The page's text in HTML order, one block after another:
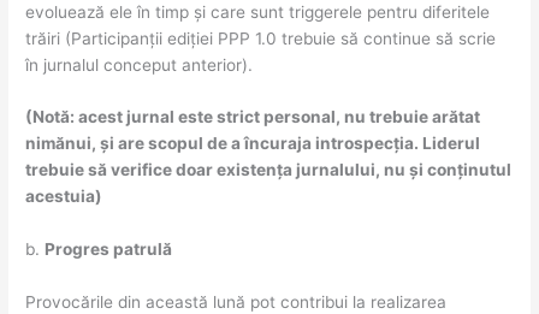
evoluează ele în timp și care sunt triggerele pentru diferitele
trăiri (Participanții ediției PPP 1.0 trebuie să continue să scrie
în jurnalul conceput anterior).
(Notă: acest jurnal este strict personal, nu trebuie arătat
nimănui, și are scopul de a încuraja introspecția. Liderul
trebuie să verifice doar existența jurnalului, nu și conținutul
acestuia)
b. Progres patrulă
Provocările din această lună pot contribui la realizarea